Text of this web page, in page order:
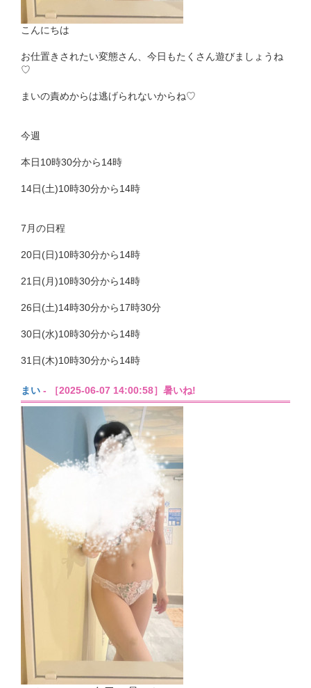
こんにちは
お仕置きされたい変態さん、今日もたくさん遊びましょうね
♡
まいの責めからは逃げられないからね♡
今週
本日10時30分から14時
14日(土)10時30分から14時
7月の日程
20日(日)10時30分から14時
21日(月)10時30分から14時
26日(土)14時30分から17時30分
30日(水)10時30分から14時
31日(木)10時30分から14時
まい - ［2025-06-07 14:00:58］暑いね!